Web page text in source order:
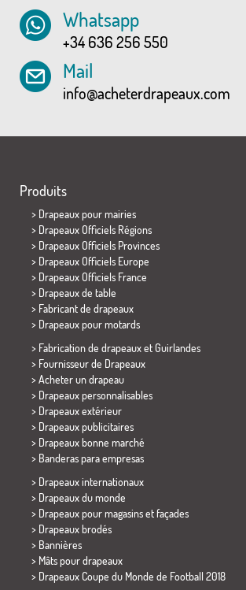
Whatsapp
+34 636 256 550
Mail
info@acheterdrapeaux.com
Produits
> Drapeaux pour mairies
> Drapeaux Officiels Régions
> Drapeaux Officiels Provinces
> Drapeaux Officiels Europe
> Drapeaux Officiels France
> Drapeaux de table
> Fabricant de drapeaux
> Drapeaux pour motards
> Fabrication de drapeaux et Guirlandes
> Fournisseur de Drapeaux
> Acheter un drapeau
> Drapeaux personnalisables
> Drapeaux extérieur
> Drapeaux publicitaires
> Drapeaux bonne marché
> Banderas para empresas
> Drapeaux internationaux
> Drapeaux du monde
> Drapeaux pour magasins et façades
> Drapeaux brodés
> Bannières
> Mâts pour drapeaux
> Drapeaux Coupe du Monde de Football 2018